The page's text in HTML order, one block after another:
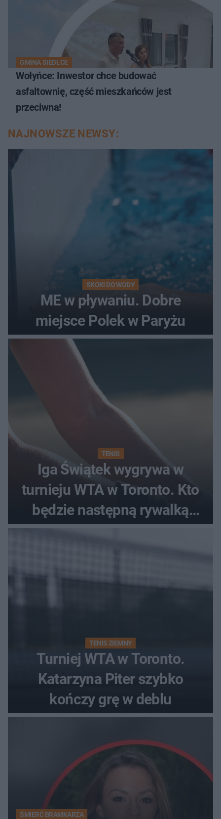
GMINA SIEDLCE
Wołyńce: Inwestor chce budować
asfaltownię, część mieszkańców jest
przeciwna!
NAJNOWSZE NEWSY:
SKOKI DO WODY
ME w pływaniu. Dobre
miejsce Polek w Paryżu
TENIS
Iga Świątek wygrywa w
turnieju WTA w Toronto. Kto
będzie następną rywalką
Polki?
TENIS ZIEMNY
Turniej WTA w Toronto.
Katarzyna Piter szybko
kończy grę w deblu
ŚMIERĆ BRAMKARZA